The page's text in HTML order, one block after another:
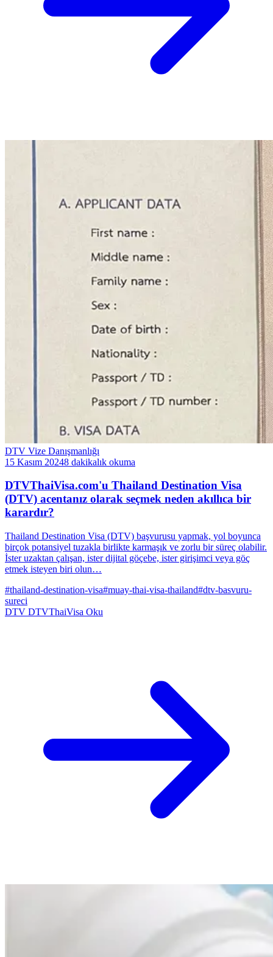
DTV Vize Danışmanlığı
15 Kasım 20248 dakikalık okuma
DTVThaiVisa.com'u Thailand Destination Visa
(DTV) acentanız olarak seçmek neden akıllıca bir
karardır?
Thailand Destination Visa (DTV) başvurusu yapmak, yol boyunca
birçok potansiyel tuzakla birlikte karmaşık ve zorlu bir süreç olabilir.
İster uzaktan çalışan, ister dijital göçebe, ister girişimci veya göç
etmek isteyen biri olun…
#thailand-destination-visa#muay-thai-visa-thailand#dtv-basvuru-
sureci
DTV DTVThaiVisa Oku